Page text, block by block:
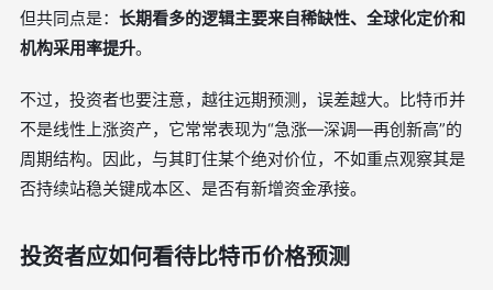
但共同点是： 长期看多的逻辑主要来自稀缺性、全球化定价和
机构采用率提升。
不过，投资者也要注意，越往远期预测，误差越大。比特币并
不是线性上涨资产，它常常表现为“急涨—深调—再创新高”的
周期结构。因此，与其盯住某个绝对价位，不如重点观察其是
否持续站稳关键成本区、是否有新增资金承接。
投资者应如何看待比特币价格预测